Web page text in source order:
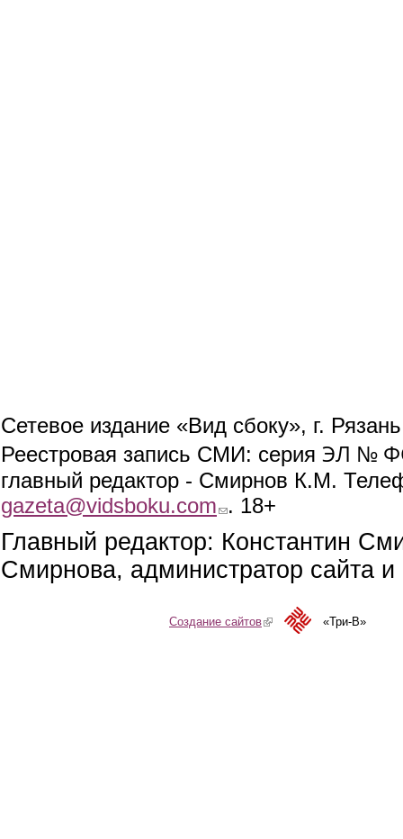
Сетевое издание «Вид сбоку», г.
Реестровая запись СМИ: серия ЭЛ №
главный редактор - Смирнов К.М.
gazeta@vidsboku.com (link sends e-mail)
. 18+
Главный редактор: Константин
Смирнова, администратор сайта
Создание сайтов(link is external)«Три-В»